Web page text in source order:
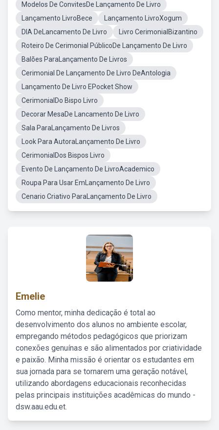
Modelos De ConvitesDe Lançamento De Livro
Lançamento LivroBece
Lançamento LivroXogum
DIA DeLancamento De Livro
Livro CerimonialBizantino
Roteiro De Cerimonial PúblicoDe Lançamento De Livro
Balões ParaLançamento De Livros
Cerimonial De Lançamento De Livro DeAntologia
Lançamento De Livro EPocket Show
CerimonialDo Bispo Livro
Decorar MesaDe Lancamento De Livro
Sala ParaLançamento De Livros
Look Para AutoraLançamento De Livro
CerimonialDos Bispos Livro
Evento De Lançamento De LivroAcademico
Roupa Para Usar EmLançamento De Livro
Cenario Criativo ParaLançamento De Livro
Emelie
Como mentor, minha dedicação é total ao
desenvolvimento dos alunos no ambiente escolar,
empregando métodos pedagógicos que priorizam
conexões genuínas e são alimentados por criatividade
e paixão. Minha missão é orientar os estudantes em
sua jornada para se tornarem uma geração notável,
utilizando abordagens educacionais reconhecidas
pelas principais instituições acadêmicas do mundo -
dsw.aau.edu.et.